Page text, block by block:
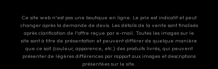
Ce site web n'est pas une boutique en ligne. Le prix est indicatif et peut
changer après la demande de devis. Les détails de la vente sont finalisés
après clarification de l'offre reçue par e-mail. Toutes les images sur le
site sont à titre de présentation et peuvent différer de quelque manière
que ce soit (couleur, apparence, etc.) des produits livrés, qui peuvent
présenter de légères différences par rapport aux images et descriptions
présentées sur le site.